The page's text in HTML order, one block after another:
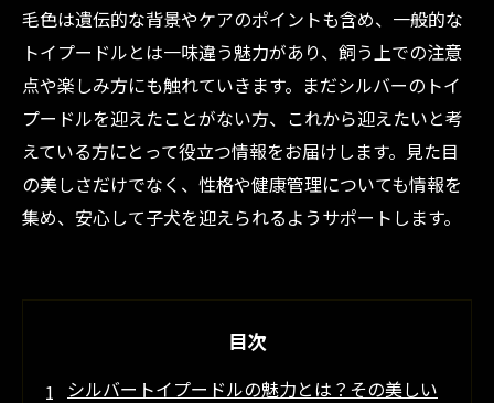
毛色は遺伝的な背景やケアのポイントも含め、一般的な
トイプードルとは一味違う魅力があり、飼う上での注意
点や楽しみ方にも触れていきます。まだシルバーのトイ
プードルを迎えたことがない方、これから迎えたいと考
えている方にとって役立つ情報をお届けします。見た目
の美しさだけでなく、性格や健康管理についても情報を
集め、安心して子犬を迎えられるようサポートします。
目次
シルバートイプードルの魅力とは？その美しい